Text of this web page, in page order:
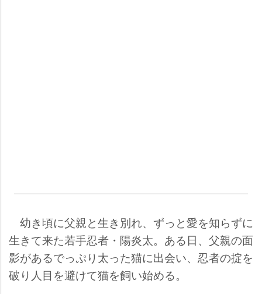
幼き頃に父親と生き別れ、ずっと愛を知らずに
生きて来た若手忍者・陽炎太。ある日、父親の面
影があるでっぷり太った猫に出会い、忍者の掟を
破り人目を避けて猫を飼い始める。